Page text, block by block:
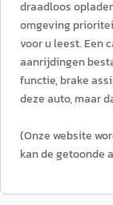
draadloos
omgeving
voor u leest. Een
aanrijdingen
functie, brake
deze auto, maar
(Onze website
kan de getoonde